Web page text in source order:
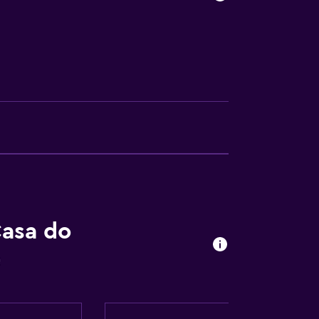
do